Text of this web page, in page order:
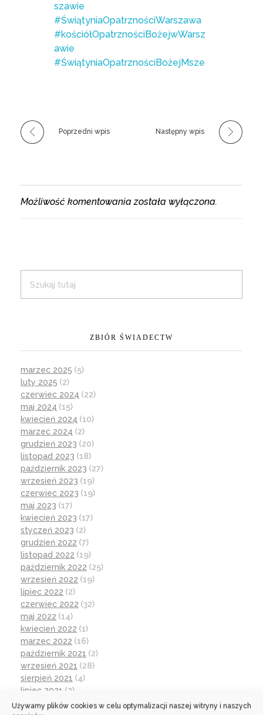
Używamy plików cookies w celu optymalizacji naszej witryny i naszych
szawie
#ŚwiątyniaOpatrznościWarszawa
#kościółOpatrznościBożejwWarsz
awie
#ŚwiątyniaOpatrznościBożejMsze
Poprzedni wpis Następny wpis
Możliwość komentowania została wyłączona.
ZBIÓR ŚWIADECTW
marzec 2025 (5)
luty 2025 (2)
czerwiec 2024 (22)
maj 2024 (15)
kwiecień 2024 (10)
marzec 2024 (2)
grudzień 2023 (20)
listopad 2023 (18)
październik 2023 (27)
wrzesień 2023 (19)
czerwiec 2023 (19)
maj 2023 (17)
kwiecień 2023 (17)
styczeń 2023 (2)
grudzień 2022 (7)
listopad 2022 (19)
październik 2022 (25)
wrzesień 2022 (19)
lipiec 2022 (2)
czerwiec 2022 (32)
maj 2022 (14)
kwiecień 2022 (1)
marzec 2022 (16)
październik 2021 (2)
wrzesień 2021 (28)
sierpień 2021 (4)
lipiec 2021 (2)
czerwiec 2021(27)